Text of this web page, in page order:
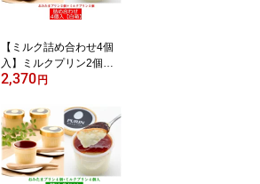
菓子 茨城空港 小美玉 ぷ
【ミルク詰め合わせ4個
入】ミルクプリン2個＋
おみたまプリン2個セッ
り濃厚高級プリン♪ テレ
ビ紹介【ギフト 贈り物
プレゼント 贈答 お歳暮
お中元 お返し ご褒美 お
取り寄せ お土産 内祝 お
2,370 円